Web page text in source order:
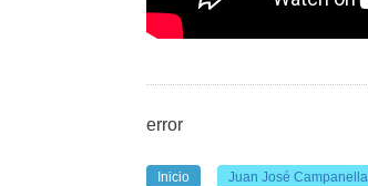
error
Inicio Juan José Campanella